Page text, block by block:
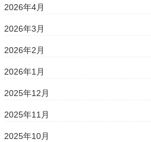
2026年4月
2026年3月
2026年2月
2026年1月
2025年12月
2025年11月
2025年10月